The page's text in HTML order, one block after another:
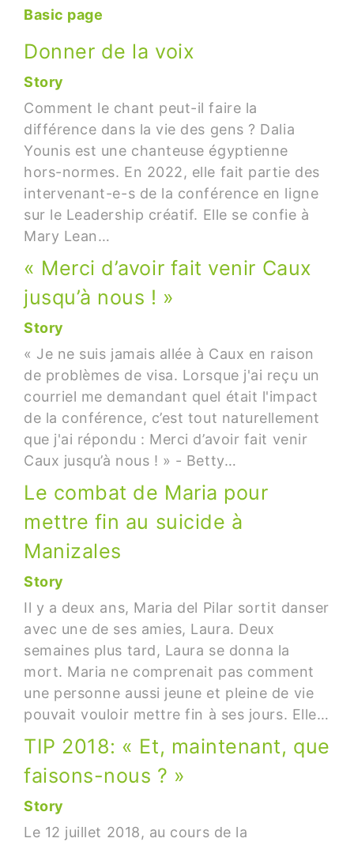
Basic page
Donner de la voix
Story
Comment le chant peut-il faire la
différence dans la vie des gens ? Dalia
Younis est une chanteuse égyptienne
hors-normes. En 2022, elle fait partie des
intervenant-e-s de la conférence en ligne
sur le Leadership créatif. Elle se confie à
Mary Lean…
« Merci d’avoir fait venir Caux
jusqu’à nous ! »
Story
« Je ne suis jamais allée à Caux en raison
de problèmes de visa. Lorsque j'ai reçu un
courriel me demandant quel était l'impact
de la conférence, c’est tout naturellement
que j'ai répondu : Merci d’avoir fait venir
Caux jusqu’à nous ! » - Betty…
Le combat de Maria pour
mettre fin au suicide à
Manizales
Story
Il y a deux ans, Maria del Pilar sortit danser
avec une de ses amies, Laura. Deux
semaines plus tard, Laura se donna la
mort. Maria ne comprenait pas comment
une personne aussi jeune et pleine de vie
pouvait vouloir mettre fin à ses jours. Elle…
TIP 2018: « Et, maintenant, que
faisons-nous ? »
Story
Le 12 juillet 2018, au cours de la